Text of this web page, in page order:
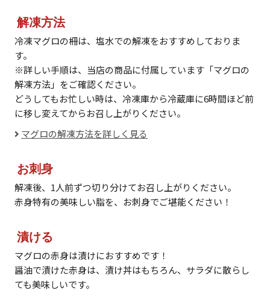
解凍方法
冷凍マグロの柵は、塩水での解凍をおすすめしておりま
す。
※詳しい手順は、当店の商品に付属しています「マグロの
解凍方法」をご確認ください。
どうしてもお忙しい時は、冷凍庫から冷蔵庫に6時間ほど前
に移し変えてからお召し上がりください。
マグロの解凍方法を詳しく見る
お刺身
解凍後、1人前ずつ切り分けてお召し上がりください。
赤身特有の美味しい脂を、お刺身でご堪能ください！
漬ける
マグロの赤身は漬けにおすすめです！
醤油で漬けた赤身は、漬け丼はもちろん、サラダに散らし
ても美味しいです。